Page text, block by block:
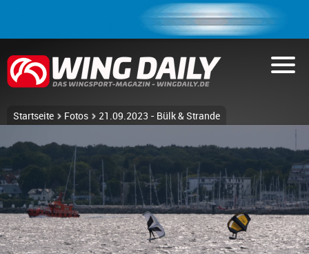
Startseite Fotos 21.09.2023 - Bülk & Strande